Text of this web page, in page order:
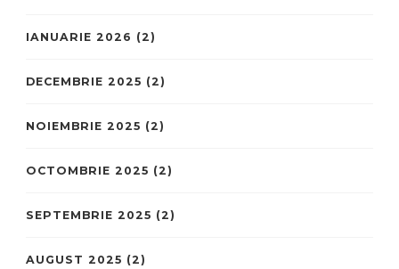
IANUARIE 2026 (2)
DECEMBRIE 2025 (2)
NOIEMBRIE 2025 (2)
OCTOMBRIE 2025 (2)
SEPTEMBRIE 2025 (2)
AUGUST 2025 (2)